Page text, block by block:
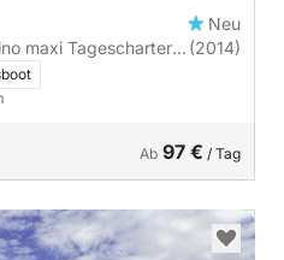
Neu
maxi Tagescharter
(2014)
Ab 97 € / Tag